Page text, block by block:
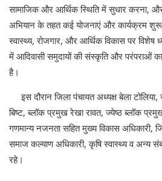
सामाजिक और आर्थिक स्थिति में सुधार करना,
अभियान के तहत कई योजनाएं और कार्यक्रम शुरू
स्वास्थ्य, रोजगार, और आर्थिक विकास पर विशेष
में आदिवासी समुदायों की संस्कृति और परंपराओं
है।
इस दौरान जिला पंचायत अध्यक्ष बेला टोलिया,
बिष्ट, ब्लॉक प्रमुख रेखा रावत, ज्येष्ठ ब्लॉक
गणमान्य नजनता सहित मुख्य विकास अधिकारी,
समाज कल्याण अधिकारी, कृषि स्वास्थ्य व अन्य
रहे।